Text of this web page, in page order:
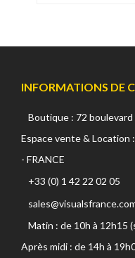
INFORMATIONS DE
Boutique : 72 boulevard
Espace vente & Location
- FRANCE
+33 (0) 1 42 22 02 05
Matin : de 10h à 12h15
Après midi : de 14h à